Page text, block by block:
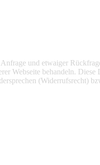
und etwaiger
Webseite behandeln. Diese
(Widerrufsrecht)